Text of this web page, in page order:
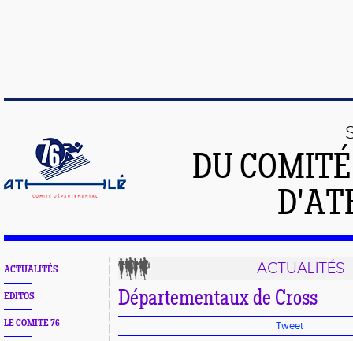
DU
ACTUALITÉS
EDITOS
LE COMITE 76
ACTUALITÉS
Départementaux de Cross
Tweet